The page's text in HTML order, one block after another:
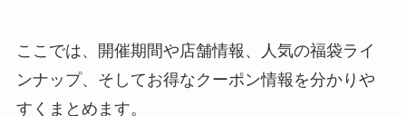
ここでは、開催期間や店舗情報、人気の福袋ライ
ンナップ、そしてお得なクーポン情報を分かりや
すくまとめます。